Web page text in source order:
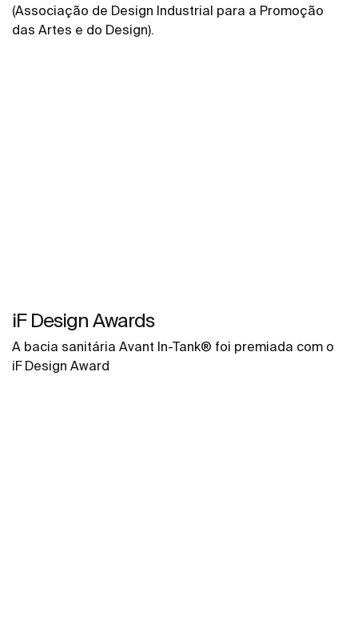
(Associação de Design Industrial para a Promoção
das Artes e do Design).
iF Design Awards
A bacia sanitária Avant In-Tank® foi premiada com o
iF Design Award